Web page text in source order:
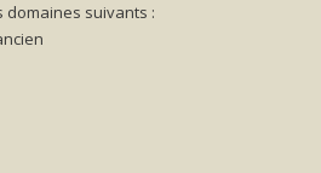
suivants :